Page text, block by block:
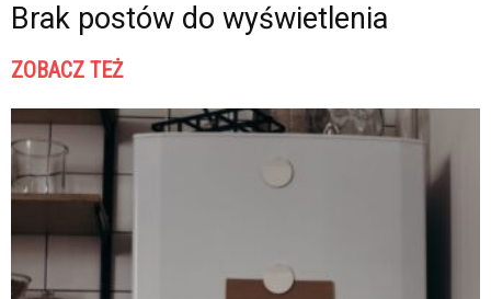
Brak postów do wyświetlenia
ZOBACZ TEŻ